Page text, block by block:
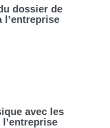
dossier de
l’entreprise
avec les